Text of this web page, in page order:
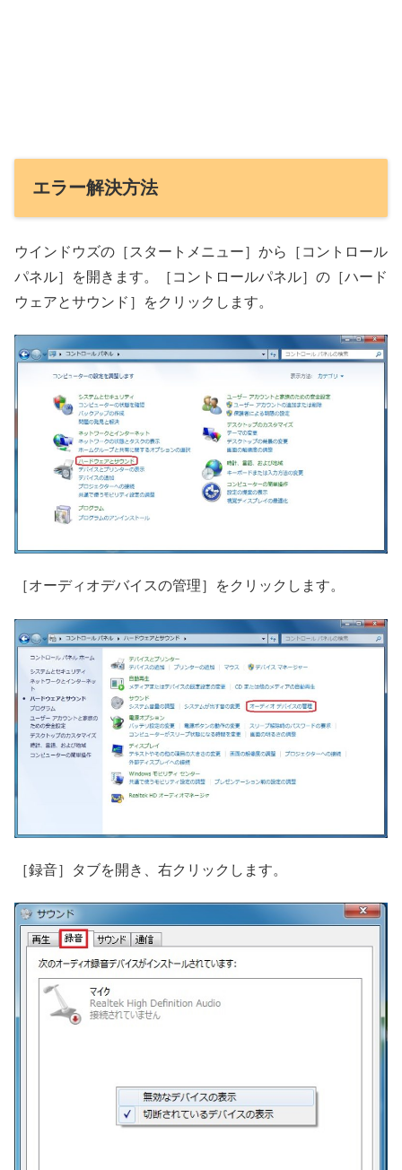
エラー解決方法
ウインドウズの［スタートメニュー］から［コントロール
パネル］を開きます。［コントロールパネル］の［ハード
ウェアとサウンド］をクリックします。
［オーディオデバイスの管理］をクリックします。
［録音］タブを開き、右クリックします。